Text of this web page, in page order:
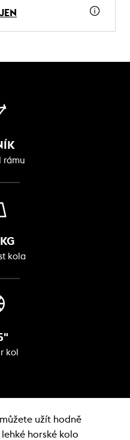
rámu
kola
kol
užít hodně
lehké horské kolo